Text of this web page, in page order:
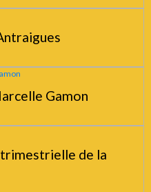
Gamon
trimestrielle de la